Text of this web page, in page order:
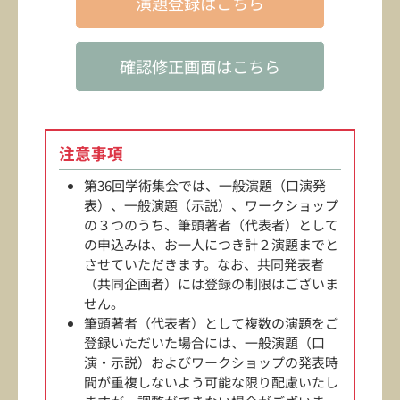
確認修正画面はこちら
注意事項
第36回学術集会では、一般演題（口演発
表）、一般演題（示説）、ワークショップ
の３つのうち、筆頭著者（代表者）として
の申込みは、お一人につき計２演題までと
させていただきます。なお、共同発表者
（共同企画者）には登録の制限はございま
せん。
筆頭著者（代表者）として複数の演題をご
登録いただいた場合には、一般演題（口
演・示説）およびワークショップの発表時
間が重複しないよう可能な限り配慮いたし